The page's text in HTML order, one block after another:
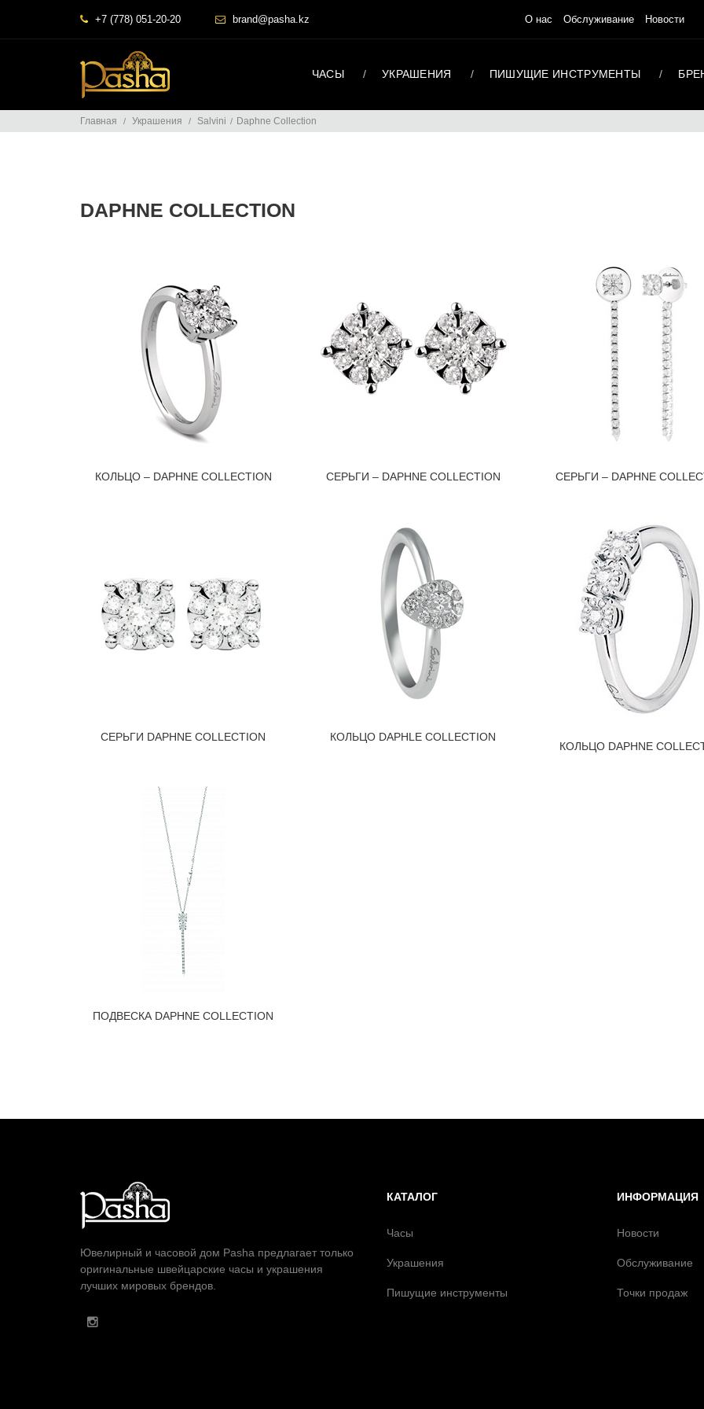
+7 (778) 051-20-20 brand@pasha.kz О нас Обслуживание Новости
ЧАСЫ УКРАШЕНИЯ ПИШУЩИЕ ИНСТРУМЕНТЫ
Главная Украшения Salvini Daphne Collection
DAPHNE COLLECTION
КОЛЬЦО – DAPHNE COLLECTION СЕРЬГИ – DAPHNE COLLECTION СЕРЬГИ – DAPHNE
СЕРЬГИ DAPHNE COLLECTION КОЛЬЦО DAPHLE COLLECTION
КОЛЬЦО DAPHNE
ПОДВЕСКА DAPHNE COLLECTION
Ювелирный и часовой дом Pasha предлагает только
оригинальные швейцарские часы и украшения
лучших мировых брендов.
КАТАЛОГ
Часы
Украшения
Пишущие инструменты
ИНФОРМАЦИЯ
Новости
Обслуживание
Точки продаж